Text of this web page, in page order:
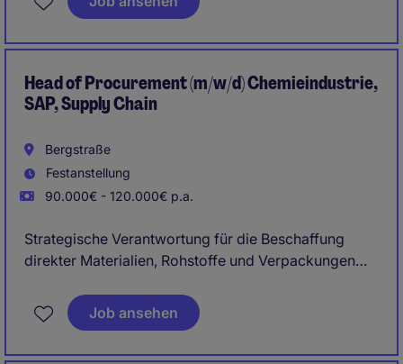
sicherstellen?
Head of Procurement (m/w/d) Chemieindustrie,
SAP, Supply Chain
Bergstraße
Festanstellung
90.000€ - 120.000€ p.a.
Strategische Verantwortung für die Beschaffung
direkter Materialien, Rohstoffe und Verpackungen
Betreuung und Weiterentwicklung des
Lieferantenportfolios mit Fokus auf
Job ansehen